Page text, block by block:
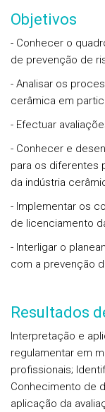
Objetivos
- Conhecer o
de prevenção de
- Analisar os
cerâmica em
- Efectuar
- Conhecer e
para os diferentes
da indústria
- Implementar os
de licenciamento
- Interligar o
com a prevenção
Resultados
Interpretação e
regulamentar em
profissionais;
Conhecimento de
aplicação da